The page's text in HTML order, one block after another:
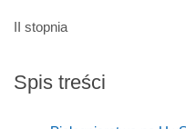
II stopnia
Spis treści